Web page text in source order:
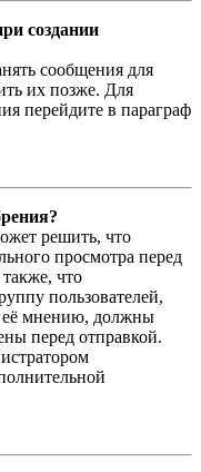
создании
сообщения для
их позже. Для
перейдите в параграф
решить, что
просмотра перед
что
пользователей,
её мнению, должны
перед отправкой.